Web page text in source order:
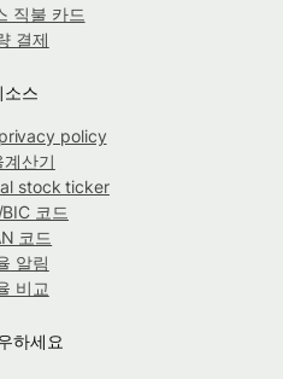
직불 카드
결제
소스
policy
계산기
stock ticker
코드
코드
알림
비교
하세요